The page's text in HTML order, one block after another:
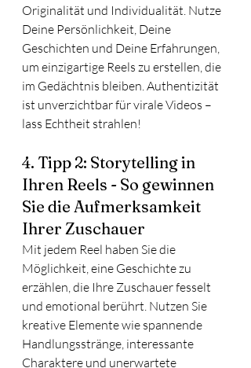
Originalität und Individualität. Nutze
Deine Persönlichkeit, Deine
Geschichten und Deine Erfahrungen,
um einzigartige Reels zu erstellen, die
im Gedächtnis bleiben. Authentizität
ist unverzichtbar für virale Videos –
lass Echtheit strahlen!
4. Tipp 2: Storytelling in
Ihren Reels - So gewinnen
Sie die Aufmerksamkeit
Ihrer Zuschauer
Mit jedem Reel haben Sie die
Möglichkeit, eine Geschichte zu
erzählen, die Ihre Zuschauer fesselt
und emotional berührt. Nutzen Sie
kreative Elemente wie spannende
Handlungsstränge, interessante
Charaktere und unerwartete